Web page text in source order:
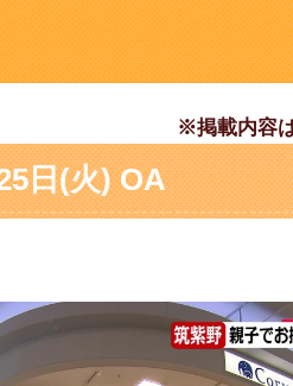
※掲載内容
日(火) OA